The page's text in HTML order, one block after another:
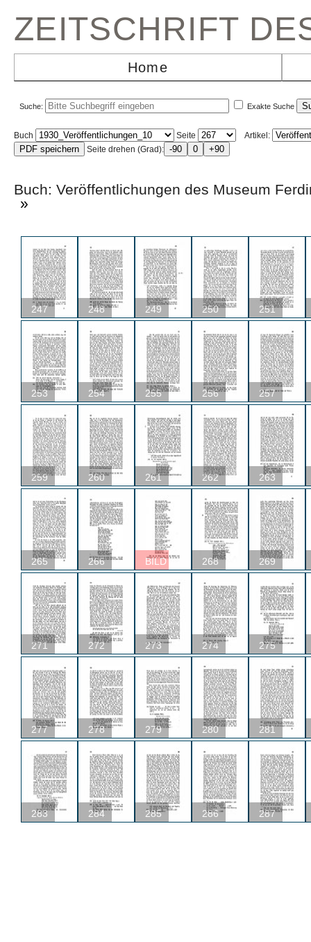
ZEITSCHRIFT
Home
Suche: Exakte Suche
Buch Seite
Artikel:
Seite drehen (Grad):
Buch: Veröffentlichungen des Museum
»
247 248 249 250 251
253 254 255 256 257
259 260 261 262 263
265 266 BILD 268 269
271 272 273 274 275
277 278 279 280 281
283 284 285 286 287